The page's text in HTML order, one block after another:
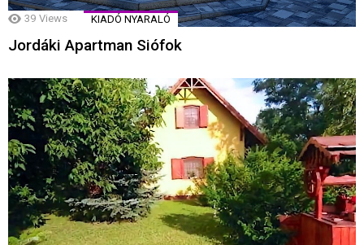
39 Views KIADÓ NYARALÓ
Jordáki Apartman Siófok